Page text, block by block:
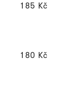
185 Kč
180 Kč